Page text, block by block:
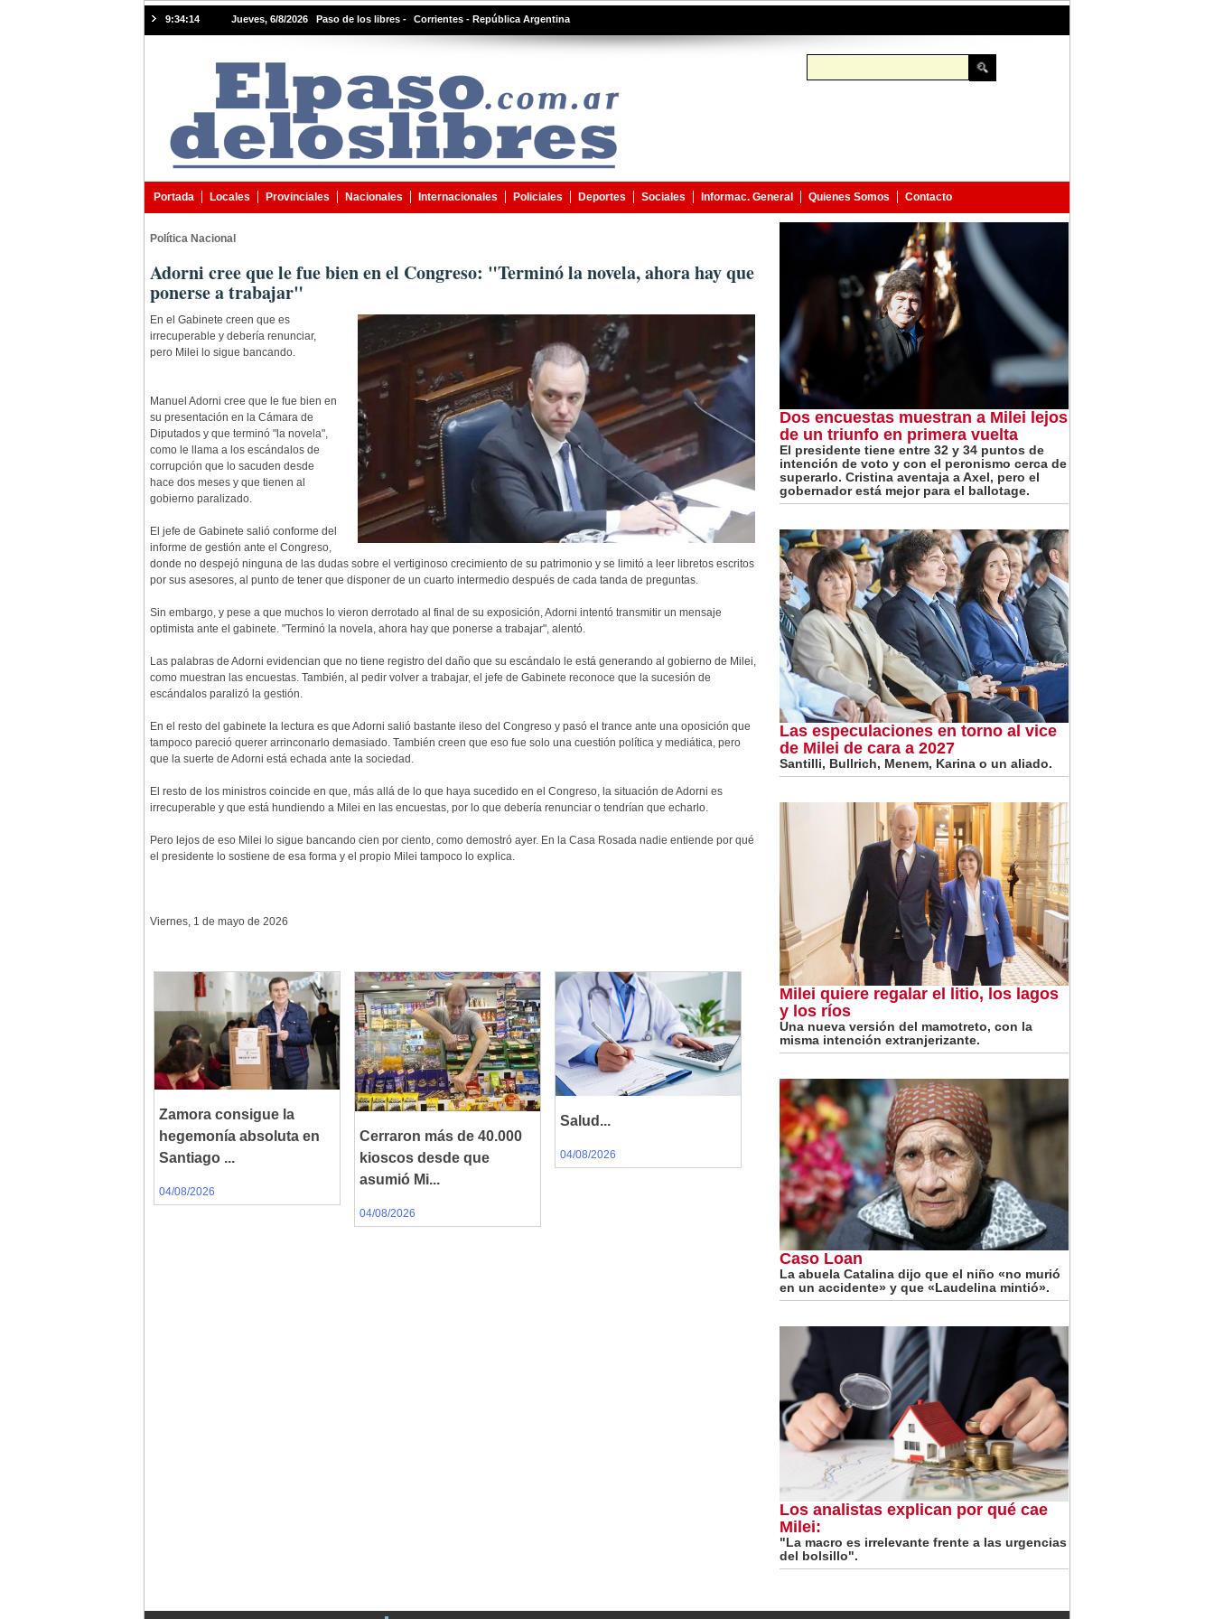
9:34:15 Jueves, 6/8/2026 Paso de los libres - Corrientes - República Argentina
Portada Locales Provinciales Nacionales Internacionales Policiales Deportes Sociales Informac. General Quienes Somos Contacto
Política Nacional
Adorni cree que le fue bien en el Congreso: "Terminó la novela, ahora hay que
ponerse a trabajar"
En el Gabinete creen que es
irrecuperable y debería renunciar,
pero Milei lo sigue bancando.
Manuel Adorni cree que le fue bien en
su presentación en la Cámara de
Diputados y que terminó "la novela",
como le llama a los escándalos de
corrupción que lo sacuden desde
hace dos meses y que tienen al
gobierno paralizado.
El jefe de Gabinete salió conforme del
informe de gestión ante el Congreso,
donde no despejó ninguna de las dudas sobre el vertiginoso crecimiento de su patrimonio y se limitó a leer libretos escritos
por sus asesores, al punto de tener que disponer de un cuarto intermedio después de cada tanda de preguntas.
Sin embargo, y pese a que muchos lo vieron derrotado al final de su exposición, Adorni intentó transmitir un mensaje
optimista ante el gabinete. "Terminó la novela, ahora hay que ponerse a trabajar", alentó.
Las palabras de Adorni evidencian que no tiene registro del daño que su escándalo le está generando al gobierno de Milei,
como muestran las encuestas. También, al pedir volver a trabajar, el jefe de Gabinete reconoce que la sucesión de
escándalos paralizó la gestión.
En el resto del gabinete la lectura es que Adorni salió bastante ileso del Congreso y pasó el trance ante una oposición que
tampoco pareció querer arrinconarlo demasiado. También creen que eso fue solo una cuestión política y mediática, pero
que la suerte de Adorni está echada ante la sociedad.
El resto de los ministros coincide en que, más allá de lo que haya sucedido en el Congreso, la situación de Adorni es
irrecuperable y que está hundiendo a Milei en las encuestas, por lo que debería renunciar o tendrían que echarlo.
Pero lejos de eso Milei lo sigue bancando cien por ciento, como demostró ayer. En la Casa Rosada nadie entiende por qué
el presidente lo sostiene de esa forma y el propio Milei tampoco lo explica.
Viernes, 1 de mayo de 2026
Zamora consigue la
hegemonía absoluta en
Santiago ...
04/08/2026
Cerraron más de 40.000
kioscos desde que
asumió Mi...
04/08/2026
Salud...
04/08/2026
Dos encuestas muestran a Milei lejos
de un triunfo en primera vuelta
El presidente tiene entre 32 y 34 puntos de
intención de voto y con el peronismo cerca de
superarlo. Cristina aventaja a Axel, pero el
gobernador está mejor para el ballotage.
Las especulaciones en torno al vice
de Milei de cara a 2027
Santilli, Bullrich, Menem, Karina o un aliado.
Milei quiere regalar el litio, los lagos
y los ríos
Una nueva versión del mamotreto, con la
misma intención extranjerizante.
Caso Loan
La abuela Catalina dijo que el niño «no murió
en un accidente» y que «Laudelina mintió».
Los analistas explican por qué cae
Milei:
"La macro es irrelevante frente a las urgencias
del bolsillo".